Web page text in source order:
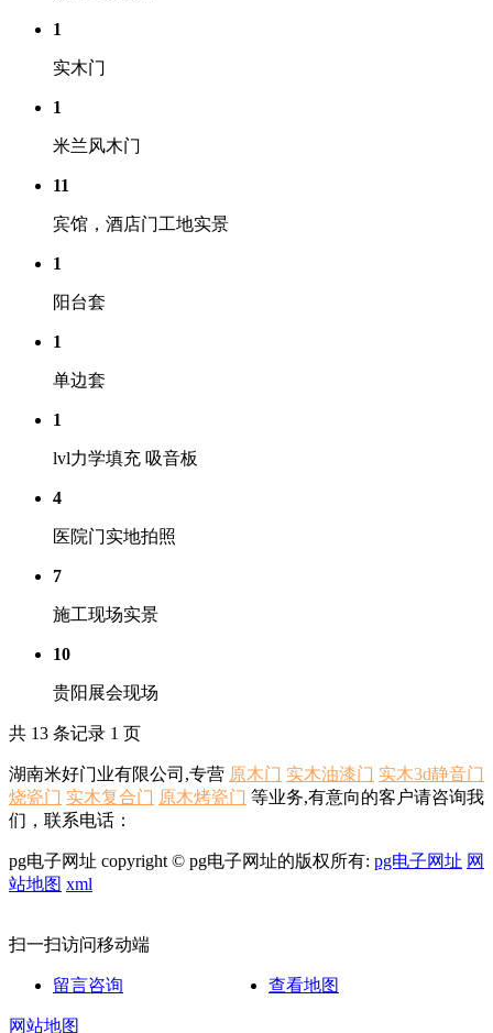
1
实木门
1
米兰风木门
11
宾馆，酒店门工地实景
1
阳台套
1
单边套
1
lvl力学填充 吸音板
4
医院门实地拍照
7
施工现场实景
10
贵阳展会现场
共 13 条记录 1 页
湖南米好门业有限公司,专营 原木门 实木油漆门 实木3d静音门
烧瓷门 实木复合门 原木烤瓷门 等业务,有意向的客户请咨询我
们，联系电话：
pg电子网址 copyright © pg电子网址的版权所有: pg电子网址 网
站地图 xml
扫一扫访问移动端
留言咨询 查看地图
网站地图